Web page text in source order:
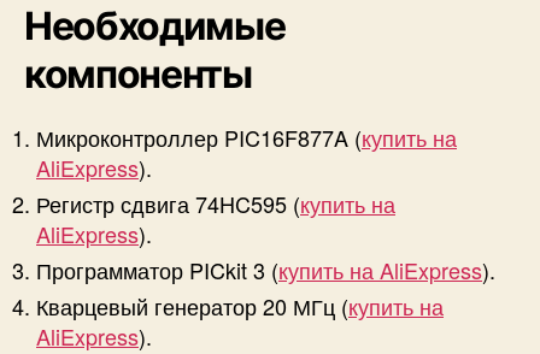
Необходимые
компоненты
Микроконтроллер PIC16F877A (купить на
AliExpress).
Регистр сдвига 74HC595 (купить на
AliExpress).
Программатор PICkit 3 (купить на AliExpress).
Кварцевый генератор 20 МГц (купить на
AliExpress).